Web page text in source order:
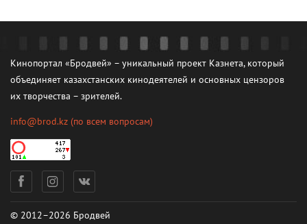
Кинопортал «Бродвей» – уникальный проект Казнета, который
объединяет казахстанских кинодеятелей и основных цензоров
их творчества – зрителей.
info@brod.kz (по всем вопросам)
© 2012–2026 Бродвей